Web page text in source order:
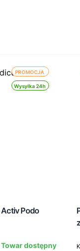
PROMOCJA
Wysyłka 24h
Podo
Towar dostępny